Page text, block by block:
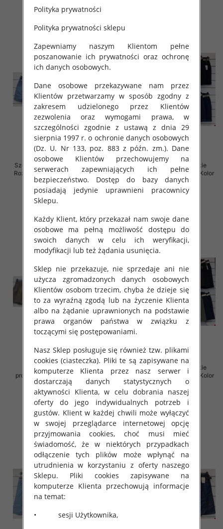
szczegóły
Szorty damskie (Włoskie produkt)
Roz Standard, Mix Kolor Paczka 5
szt
36.00 zł
Spodenki damskie (Włoskie
produkt) Roz Standard, Mix Kolor
Paczka 5 szt
38.00 zł
Spodenki damskie (Włoskie
produkt) Roz Standard, Mix Kolor
Paczka 5 szt
40.00 zł
szczegóły
Spodenki damskie (Włoskie
produkt) Roz Standard, Mix Kolor
Paczka 5 szt
40.00 zł
szczegóły
Polityka prywatności
Polityka prywatności sklepu
Zapewniamy naszym Klientom pełne
poszanowanie ich prywatności oraz ochronę
ich danych osobowych.
Dane osobowe przekazywane nam przez
Klientów przetwarzamy w sposób zgodny z
zakresem udzielonego przez Klientów
zezwolenia oraz wymogami prawa, w
szczególności zgodnie z ustawą z dnia 29
sierpnia 1997 r. o ochronie danych osobowych
(Dz. U. Nr 133, poz. 883 z późn. zm.). Dane
osobowe Klientów przechowujemy na
serwerach zapewniających ich pełne
bezpieczeństwo. Dostęp do bazy danych
posiadają jedynie uprawnieni pracownicy
Sklepu.
Każdy Klient, który przekazał nam swoje dane
osobowe ma pełną możliwość dostępu do
swoich danych w celu ich weryfikacji,
modyfikacji lub też żądania usunięcia.
Sklep nie przekazuje, nie sprzedaje ani nie
użycza zgromadzonych danych osobowych
Klientów osobom trzecim, chyba że dzieje się
to za wyraźną zgodą lub na życzenie Klienta
albo na żądanie uprawnionych na podstawie
prawa organów państwa w związku z
toczącymi się postępowaniami.
Nasz Sklep posługuje się również tzw. plikami
cookies (ciasteczka). Pliki te są zapisywane na
komputerze Klienta przez nasz serwer i
dostarczają danych statystycznych o
aktywności Klienta, w celu dobrania naszej
oferty do jego indywidualnych potrzeb i
gustów. Klient w każdej chwili może wyłączyć
w swojej przeglądarce internetowej opcję
przyjmowania cookies, choć musi mieć
świadomość, że w niektórych przypadkach
odłączenie tych plików może wpłynąć na
utrudnienia w korzystaniu z oferty naszego
Sklepu. Pliki cookies zapisywane na
komputerze Klienta przechowują informacje
na temat:
• sesji Użytkownika,